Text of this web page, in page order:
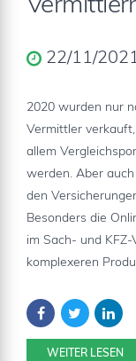
22/11/
2020 wurden nur
Vermittler
allem
werden. Aber
den
Besonders die
im Sach- und
komplexeren
WEITER LESEN